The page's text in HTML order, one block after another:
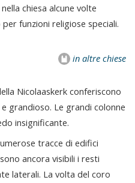
chiesa alcune volte
funzioni religiose speciali.
in altre chiese
Nicolaaskerk conferiscono
grandioso. Le grandi colonne
insignificante.
tracce di edifici
ancora visibili i resti
laterali. La volta del coro